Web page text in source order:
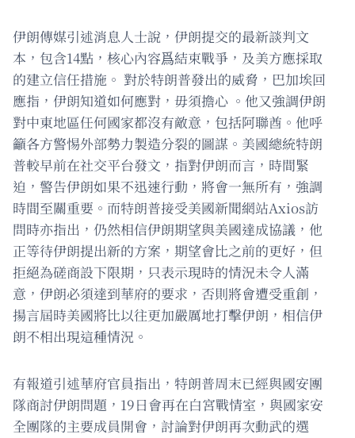
伊朗傳媒引述消息人士說，伊朗提交的最新談判文
本，包含14點，核心內容爲結束戰爭，及美方應採取
的建立信任措施。 對於特朗普發出的威脅，巴加埃回
應指，伊朗知道如何應對，毋須擔心 。他又強調伊朗
對中東地區任何國家都沒有敵意，包括阿聯酋。他呼
籲各方警惕外部勢力製造分裂的圖謀。美國總統特朗
普較早前在社交平台發文，指對伊朗而言，時間緊
迫，警告伊朗如果不迅速行動，將會一無所有，強調
時間至關重要。而特朗普接受美國新聞網站Axios訪
問時亦指出，仍然相信伊朗期望與美國達成協議，他
正等待伊朗提出新的方案，期望會比之前的更好，但
拒絕為磋商設下限期，只表示現時的情況未令人滿
意，伊朗必須達到華府的要求，否則將會遭受重創，
揚言屆時美國將比以往更加嚴厲地打擊伊朗，相信伊
朗不相出現這種情況。
有報道引述華府官員指出，特朗普周末已經與國安團
隊商討伊朗問題，19日會再在白宮戰情室，與國家安
全團隊的主要成員開會，討論對伊朗再次動武的選